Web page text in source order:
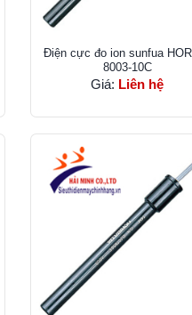
Điện cực đo ion sunfua
8003-10C
Giá: Liên hệ